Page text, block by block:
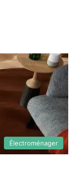
Électroménager